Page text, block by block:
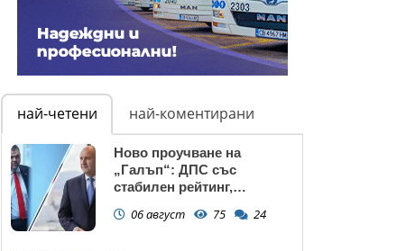
най-четени най-коментирани
Ново проучване на
„Галъп“: ДПС със
стабилен рейтинг,
запазва
06 август 75 24